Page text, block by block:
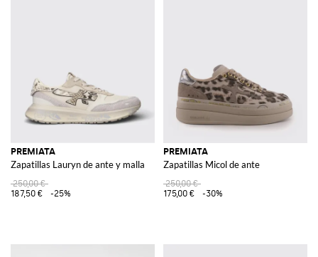
PREMIATA
Zapatillas Lauryn de ante y malla
250,00 €
187,50 €
-25%
PREMIATA
Zapatillas Micol de ante
250,00 €
175,00 €
-30%